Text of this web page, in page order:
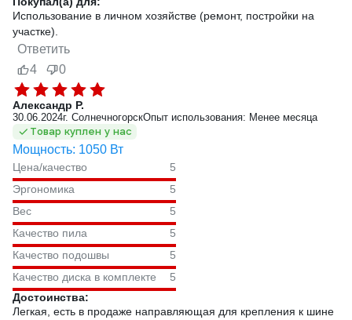
Использование в личном хозяйстве (ремонт, постройки на
участке).
Ответить
4
0
Александр Р.
30.06.2024г. СолнечногорскОпыт использования: Менее месяца
Товар куплен у нас
Мощность: 1050 Вт
Цена/качество
5
Эргономика
5
Вес
5
Качество пила
5
Качество подошвы
5
Качество диска в комплекте
5
Достоинства:
Легкая, есть в продаже направляющая для крепления к шине